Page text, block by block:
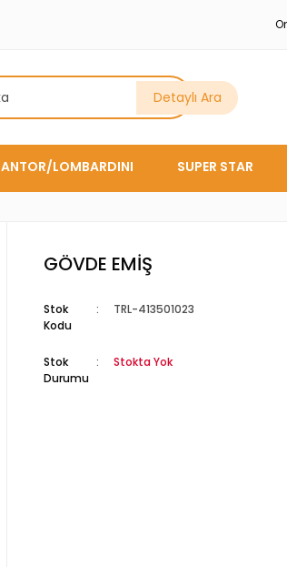
Detaylı Ara
ANTOR/LOMBARDINI SUPER STAR
GÖVDE EMİŞ
Stok
Kodu
TRL-413501023
Stok
Durumu
Stokta Yok